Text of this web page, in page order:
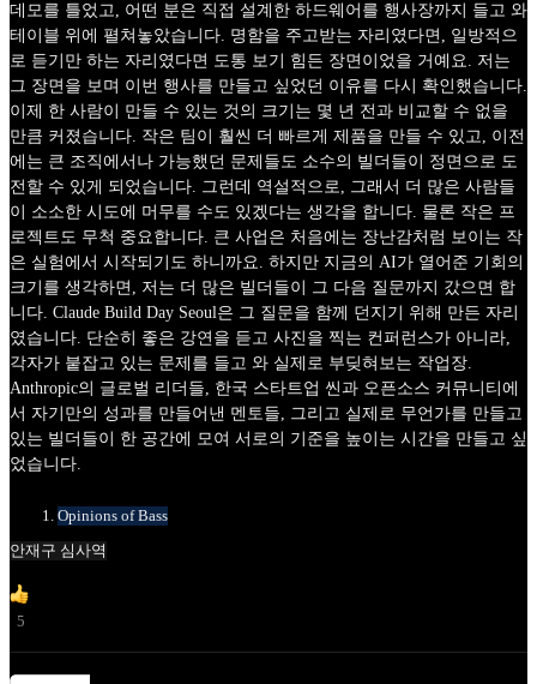
데모를 틀었고, 어떤 분은 직접 설계한 하드웨어를 행사장까지 들고 와
테이블 위에 펼쳐놓았습니다. 명함을 주고받는 자리였다면, 일방적으
로 듣기만 하는 자리였다면 도통 보기 힘든 장면이었을 거예요. 저는
그 장면을 보며 이번 행사를 만들고 싶었던 이유를 다시 확인했습니다.
이제 한 사람이 만들 수 있는 것의 크기는 몇 년 전과 비교할 수 없을
만큼 커졌습니다. 작은 팀이 훨씬 더 빠르게 제품을 만들 수 있고, 이전
에는 큰 조직에서나 가능했던 문제들도 소수의 빌더들이 정면으로 도
전할 수 있게 되었습니다. 그런데 역설적으로, 그래서 더 많은 사람들
이 소소한 시도에 머무를 수도 있겠다는 생각을 합니다. 물론 작은 프
로젝트도 무척 중요합니다. 큰 사업은 처음에는 장난감처럼 보이는 작
은 실험에서 시작되기도 하니까요. 하지만 지금의 AI가 열어준 기회의
크기를 생각하면, 저는 더 많은 빌더들이 그 다음 질문까지 갔으면 합
니다. Claude Build Day Seoul은 그 질문을 함께 던지기 위해 만든 자리
였습니다. 단순히 좋은 강연을 듣고 사진을 찍는 컨퍼런스가 아니라,
각자가 붙잡고 있는 문제를 들고 와 실제로 부딪혀보는 작업장.
Anthropic의 글로벌 리더들, 한국 스타트업 씬과 오픈소스 커뮤니티에
서 자기만의 성과를 만들어낸 멘토들, 그리고 실제로 무언가를 만들고
있는 빌더들이 한 공간에 모여 서로의 기준을 높이는 시간을 만들고 싶
었습니다.
Opinions of Bass
안재구 심사역
5